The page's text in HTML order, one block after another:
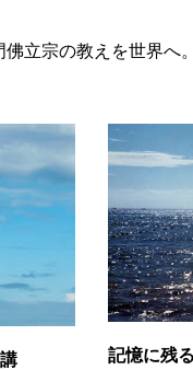
立宗の教えを世界へ
記憶に残